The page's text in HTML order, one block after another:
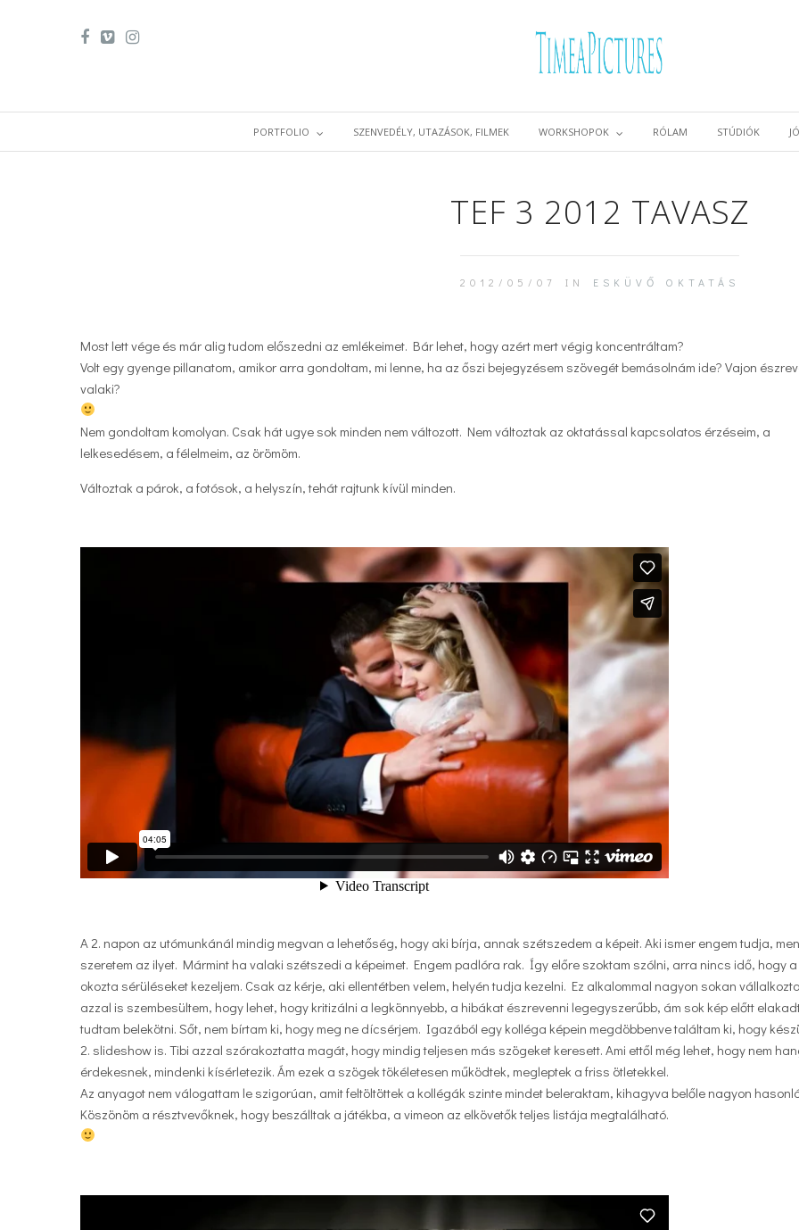
PORTFOLIO SZENVEDÉLY, UTAZÁSOK, FILMEK WORKSHOPOK RÓLAM STÚDIÓK
TEF 3 2012 TAVASZ
2012/05/07 IN ESKÜVŐ OKTATÁS
Most lett vége és már alig tudom előszedni az emlékeimet. Bár lehet, hogy azért mert végig koncentráltam?
Volt egy gyenge pillanatom, amikor arra gondoltam, mi lenne, ha az őszi bejegyzésem szövegét bemásolnám ide? Vajon
valaki?
Nem gondoltam komolyan. Csak hát ugye sok minden nem változott. Nem változtak az oktatással kapcsolatos érzéseim, a
lelkesedésem, a félelmeim, az örömöm.
Változtak a párok, a fotósok, a helyszín, tehát rajtunk kívül minden.
A 2. napon az utómunkánál mindig megvan a lehetőség, hogy aki bírja, annak szétszedem a képeit. Aki ismer engem tudja,
szeretem az ilyet. Mármint ha valaki szétszedi a képeimet. Engem padlóra rak. Így előre szoktam szólni, arra nincs idő, hogy
okozta sérüléseket kezeljem. Csak az kérje, aki ellentétben velem, helyén tudja kezelni. Ez alkalommal nagyon sokan
azzal is szembesültem, hogy lehet, hogy kritizálni a legkönnyebb, a hibákat észrevenni legegyszerűbb, ám sok kép előtt
tudtam belekötni. Sőt, nem bírtam ki, hogy meg ne dícsérjem. Igazából egy kolléga képein megdöbbenve találtam ki, hogy
2. slideshow is. Tibi azzal szórakoztatta magát, hogy mindig teljesen más szögeket keresett. Ami ettől még lehet, hogy nem
érdekesnek, mindenki kísérletezik. Ám ezek a szögek tökéletesen működtek, megleptek a friss ötletekkel.
Az anyagot nem válogattam le szigorúan, amit feltöltöttek a kollégák szinte mindet beleraktam, kihagyva belőle nagyon
Köszönöm a résztvevőknek, hogy beszálltak a játékba, a vimeon az elkövetők teljes listája megtalálható.